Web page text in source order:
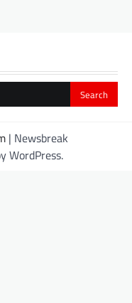
| Newsbreak
WordPress.